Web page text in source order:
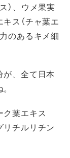
）、ウメ果実
ス（チャ葉エ
のあるキメ細
、全て日本
ク葉エキス
チルリチン